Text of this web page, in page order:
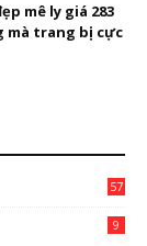
mê ly giá 283
mà trang bị cực
57
9